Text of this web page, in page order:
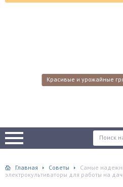
Красивые и урожайные
Главная Советы
Самые
электрокультиваторы для работы на